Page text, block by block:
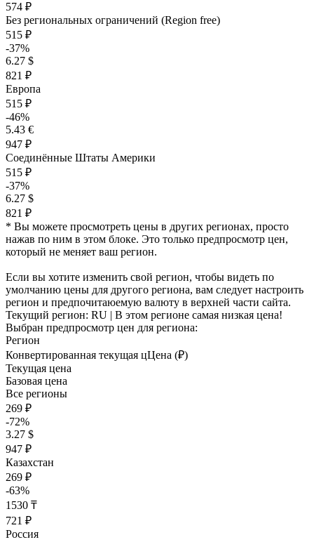
574 ₽
Без региональных ограничений (Region free)
515 ₽
-37%
6.27 $
821 ₽
Европа
515 ₽
-46%
5.43 €
947 ₽
Соединённые Штаты Америки
515 ₽
-37%
6.27 $
821 ₽
* Вы можете просмотреть цены в других регионах, просто
нажав по ним в этом блоке. Это только предпросмотр цен,
который не меняет ваш регион.
Если вы хотите изменить свой регион, чтобы видеть по
умолчанию цены для другого региона, вам следует настроить
регион и предпочитаюемую валюту в верхней части сайта.
Текущий регион: RU | В этом регионе самая низкая цена!
Выбран предпросмотр цен для региона:
Регион
Конвертированная текущая цЦена (₽)
Текущая цена
Базовая цена
Все регионы
269 ₽
-72%
3.27 $
947 ₽
Казахстан
269 ₽
-63%
1530 ₸
721 ₽
Россия